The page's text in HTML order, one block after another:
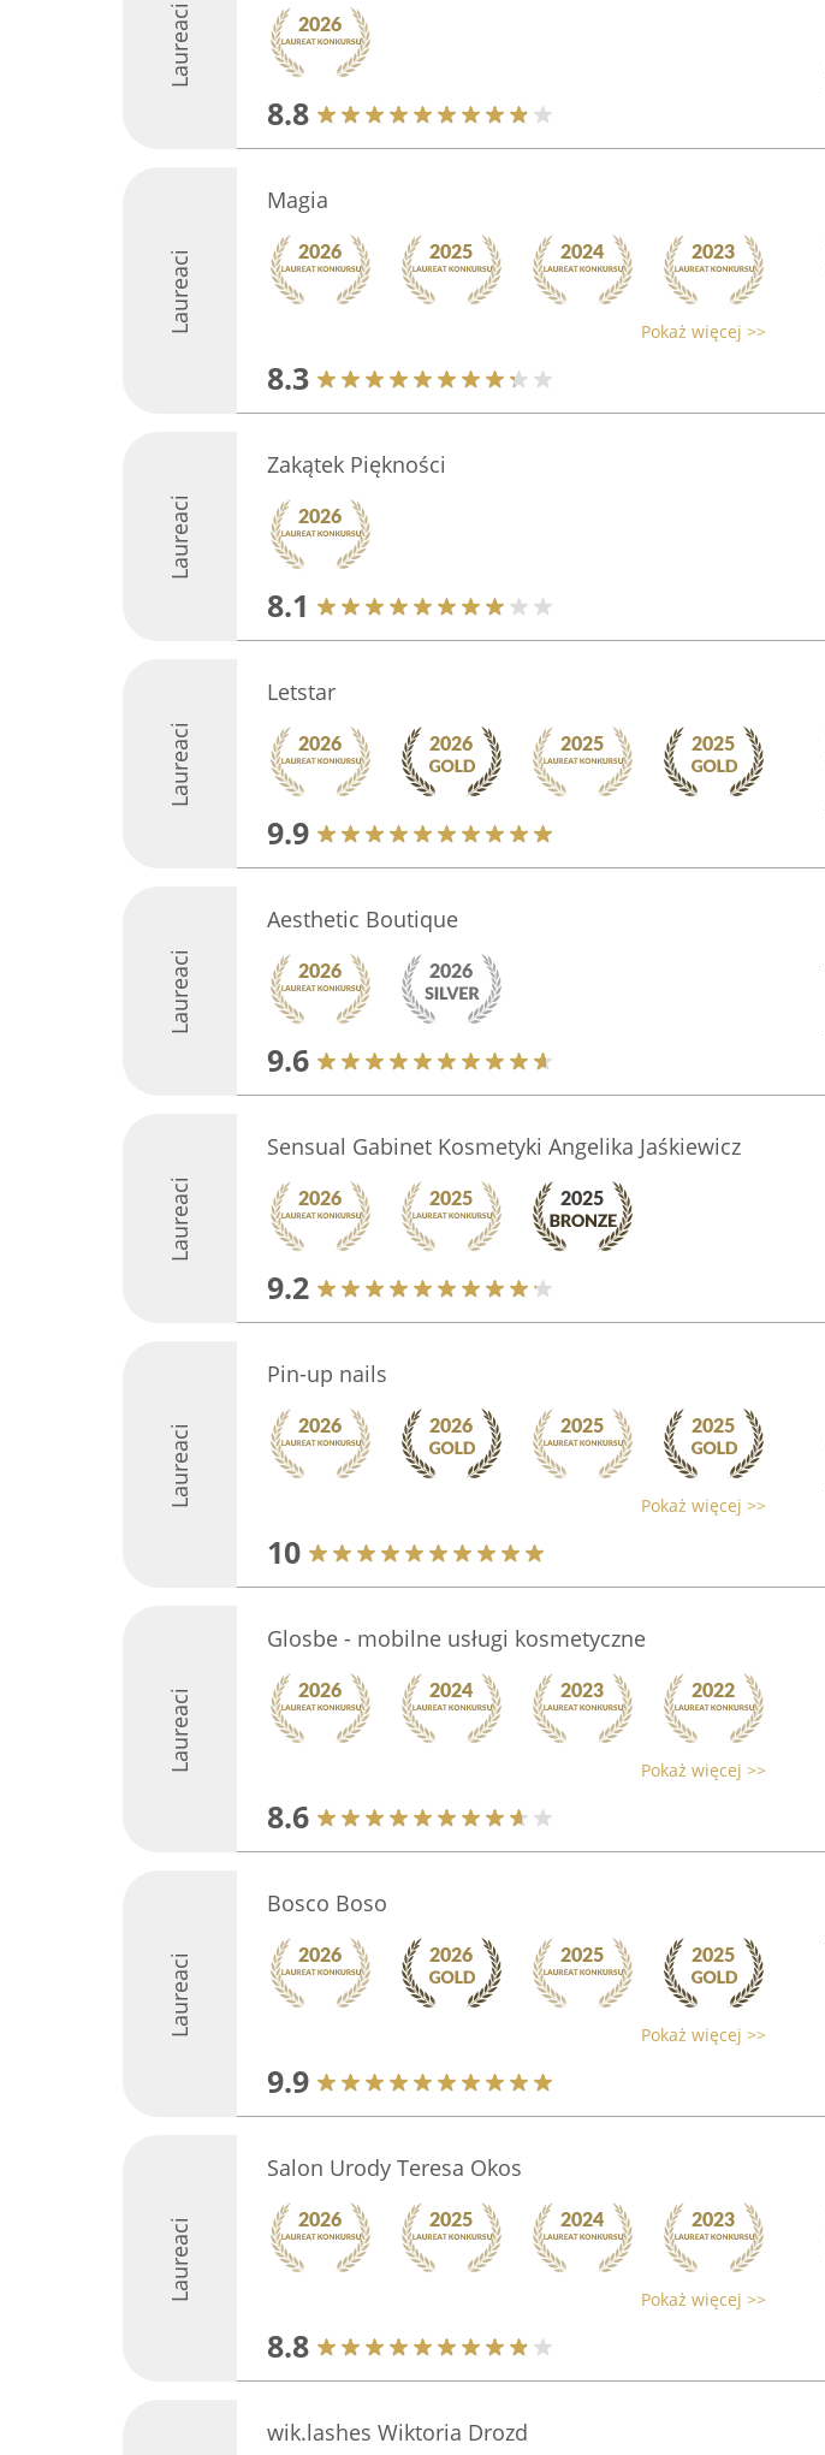
Laureaci
8.8
Laureaci
Magia
Pokaż więcej >>
8.3
Laureaci
Zakątek Piękności
8.1
Laureaci
Letstar
9.9
Laureaci
Aesthetic Boutique
9.6
Laureaci
Sensual Gabinet Kosmetyki Angelika Jaśkiewicz
9.2
Laureaci
Pin-up nails
Pokaż więcej >>
10
Laureaci
Glosbe - mobilne usługi kosmetyczne
Pokaż więcej >>
8.6
Laureaci
Bosco Boso
Pokaż więcej >>
9.9
Laureaci
Salon Urody Teresa Okos
Pokaż więcej >>
8.8
wik.lashes Wiktoria Drozd